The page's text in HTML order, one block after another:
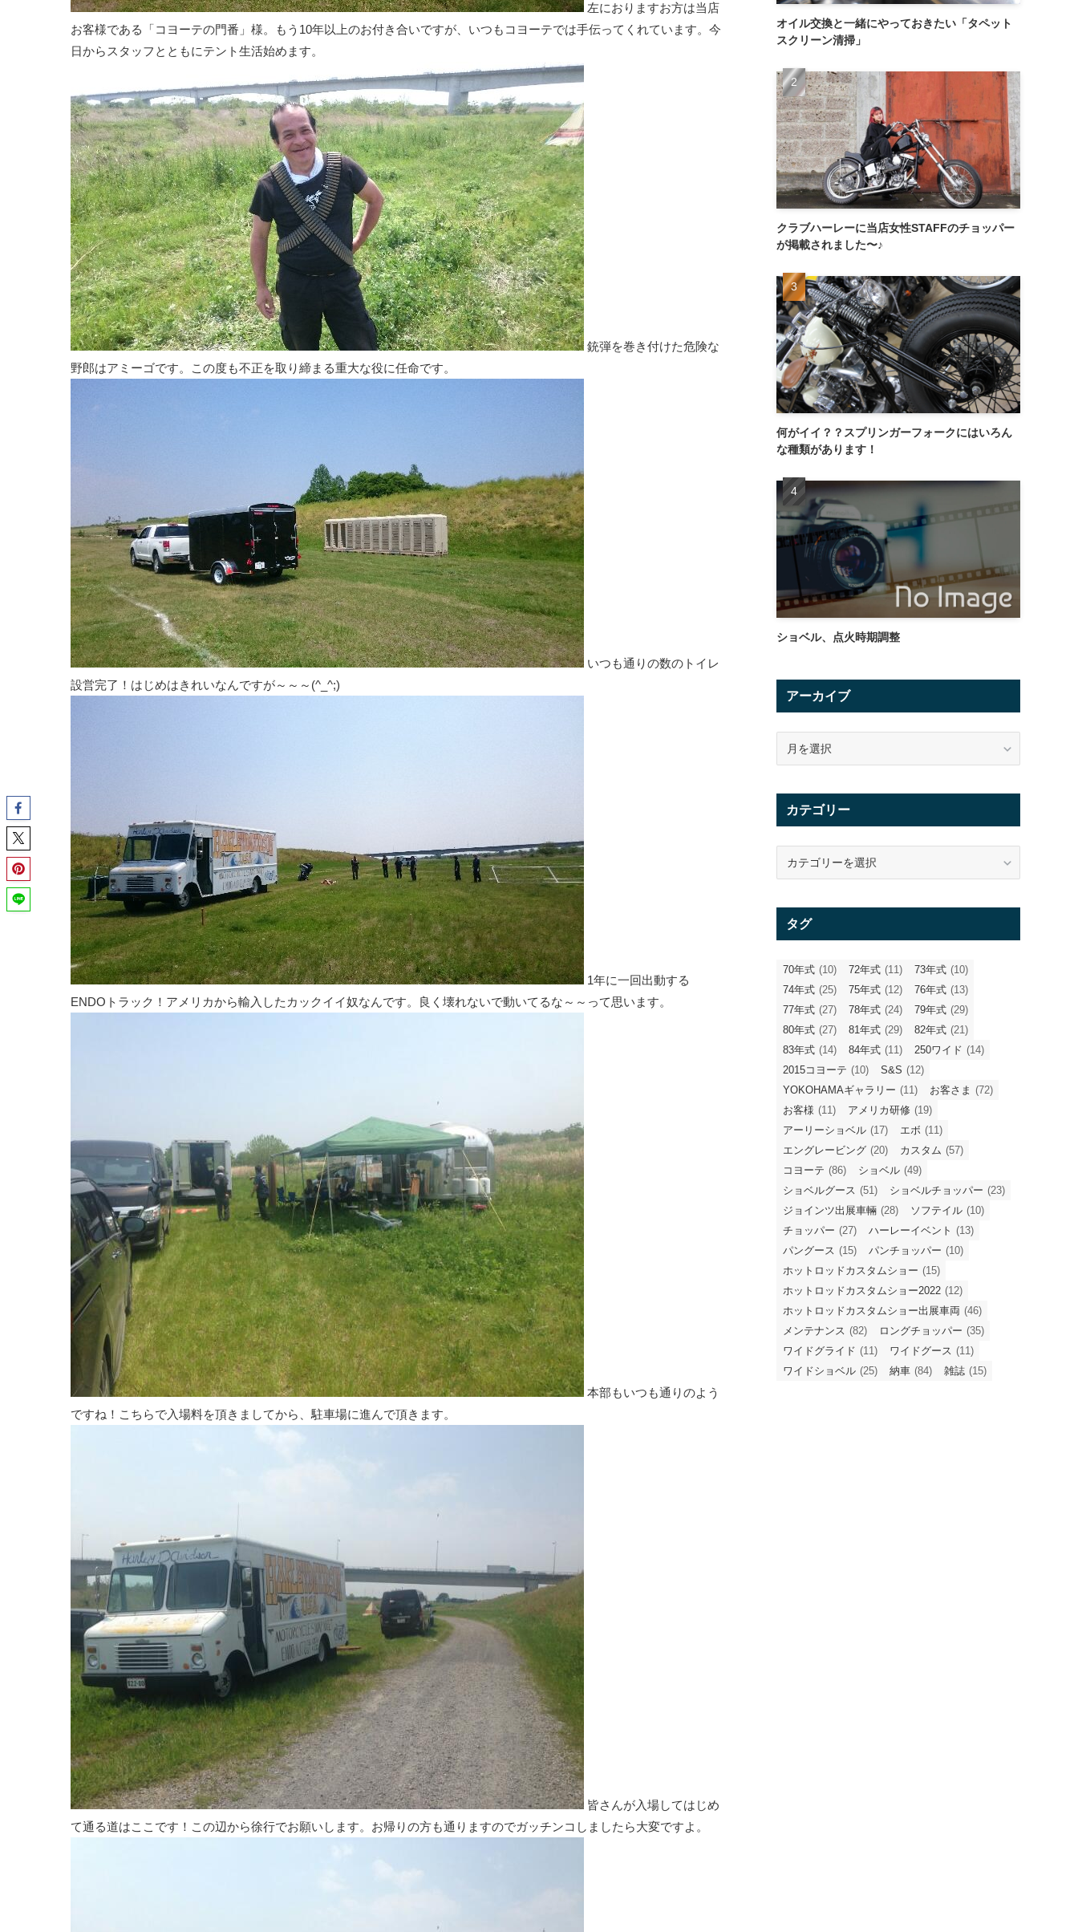
左におりますお方は当店
お客様である「コヨーテの門番」様。もう10年以上のお付き合いですが、いつもコヨーテでは手伝ってくれています。今
日からスタッフとともにテント生活始めます。
銃弾を巻き付けた危険な
野郎はアミーゴです。この度も不正を取り締まる重大な役に任命です。
いつも通りの数のトイレ
設営完了！はじめはきれいなんですが～～～(^_^;)
1年に一回出動する
ENDOトラック！アメリカから輸入したカックイイ奴なんです。良く壊れないで動いてるな～～って思います。
本部もいつも通りのよう
ですね！こちらで入場料を頂きましてから、駐車場に進んで頂きます。
皆さんが入場してはじめ
て通る道はここです！この辺から徐行でお願いします。お帰りの方も通りますのでガッチンコしましたら大変ですよ。
オイル交換と一緒にやっておきたい「タペット
スクリーン清掃」
クラブハーレーに当店女性STAFFのチョッパー
が掲載されました〜♪
何がイイ？？スプリンガーフォークにはいろん
な種類があります！
ショベル、点火時期調整
アーカイブ
イ
カテゴリー
リ
タグ
70年式 (10) 72年式 (11) 73年式 (10)
74年式 (25) 75年式 (12) 76年式 (13)
77年式 (27) 78年式 (24) 79年式 (29)
80年式 (27) 81年式 (29) 82年式 (21)
83年式 (14) 84年式 (11) 250ワイド (14)
2015コヨーテ (10) S&S (12)
YOKOHAMAギャラリー (11) お客さま (72)
お客様 (11) アメリカ研修 (19)
アーリーショベル (17) エボ (11)
エングレービング (20) カスタム (57)
コヨーテ (86) ショベル (49)
ショベルグース (51) ショベルチョッパー (23)
ジョインツ出展車輛 (28) ソフテイル (10)
チョッパー (27) ハーレーイベント (13)
パングース (15) パンチョッパー (10)
ホットロッドカスタムショー (15)
ホットロッドカスタムショー2022 (12)
ホットロッドカスタムショー出展車両 (46)
メンテナンス (82) ロングチョッパー (35)
ワイドグライド (11) ワイドグース (11)
ワイドショベル (25) 納車 (84) 雑誌 (15)